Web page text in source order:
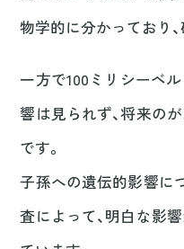
物学的に分かっており
一方で100ミリシーベ
響は見られず、将来の
です。
子孫への遺伝的影響に
査によって、明白な影